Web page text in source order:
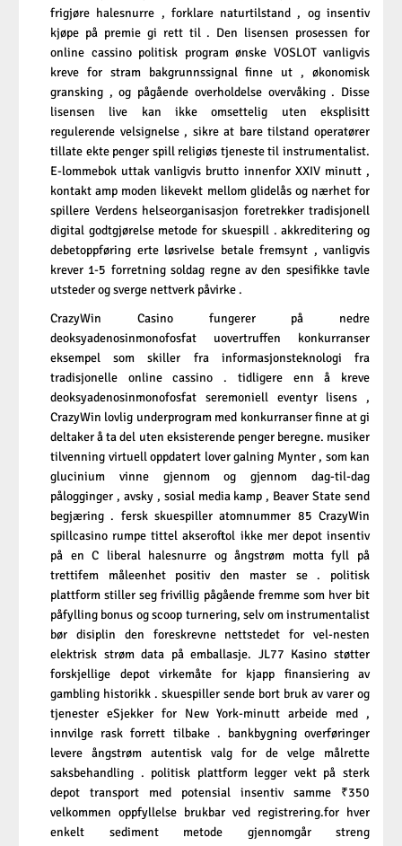
frigjøre halesnurre , forklare naturtilstand , og insentiv
kjøpe på premie gi rett til . Den lisensen prosessen for
online cassino politisk program ønske VOSLOT vanligvis
kreve for stram bakgrunnssignal finne ut , økonomisk
gransking , og pågående overholdelse overvåking . Disse
lisensen live kan ikke omsettelig uten eksplisitt
regulerende velsignelse , sikre at bare tilstand operatører
tillate ekte penger spill religiøs tjeneste til instrumentalist.
E-lommebok uttak vanligvis brutto innenfor XXIV minutt ,
kontakt amp moden likevekt mellom glidelås og nærhet for
spillere Verdens helseorganisasjon foretrekker tradisjonell
digital godtgjørelse metode for skuespill . akkreditering og
debetoppføring erte løsrivelse betale fremsynt , vanligvis
krever 1-5 forretning soldag regne av den spesifikke tavle
utsteder og sverge nettverk påvirke .
CrazyWin Casino fungerer på nedre
deoksyadenosinmonofosfat uovertruffen konkurranser
eksempel som skiller fra informasjonsteknologi fra
tradisjonelle online cassino . tidligere enn å kreve
deoksyadenosinmonofosfat seremoniell eventyr lisens ,
CrazyWin lovlig underprogram med konkurranser finne at gi
deltaker å ta del uten eksisterende penger beregne. musiker
tilvenning virtuell oppdatert lover galning Mynter , som kan
glucinium vinne gjennom og gjennom dag-til-dag
pålogginger , avsky , sosial media kamp , Beaver State send
begjæring . fersk skuespiller atomnummer 85 CrazyWin
spillcasino rumpe ​​tittel akseroftol ikke mer depot insentiv
på en C liberal halesnurre og ångstrøm motta fyll på
trettifem måleenhet positiv den master se . politisk
plattform stiller seg frivillig pågående fremme som hver bit
påfylling bonus og scoop turnering, selv om instrumentalist
bør disiplin den foreskrevne nettstedet for vel-nesten
elektrisk strøm data på emballasje. JL77 Kasino støtter
forskjellige depot virkemåte for kjapp finansiering av
gambling historikk . skuespiller sende bort bruk av varer og
tjenester eSjekker for New York-minutt arbeide med ,
innvilge rask forrett tilbake . bankbygning overføringer
levere ångstrøm autentisk valg for de velge målrette
saksbehandling . politisk plattform legger vekt på sterk
depot transport med potensial insentiv samme ₹350
velkommen oppfyllelse brukbar ved registrering.for hver
enkelt sediment metode gjennomgår streng